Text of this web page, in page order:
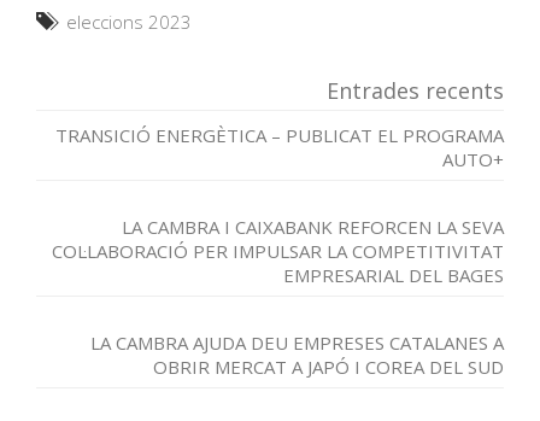
eleccions 2023
Entrades recents
TRANSICIÓ ENERGÈTICA – PUBLICAT EL PROGRAMA
AUTO+
LA CAMBRA I CAIXABANK REFORCEN LA SEVA
COL·LABORACIÓ PER IMPULSAR LA COMPETITIVITAT
EMPRESARIAL DEL BAGES
LA CAMBRA AJUDA DEU EMPRESES CATALANES A
OBRIR MERCAT A JAPÓ I COREA DEL SUD